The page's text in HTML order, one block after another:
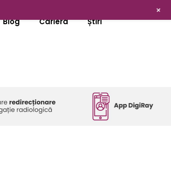
Blog Cariera Știri
+